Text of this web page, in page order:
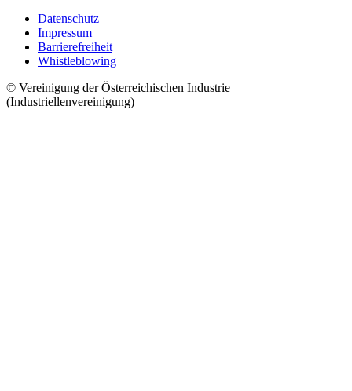
Datenschutz
Impressum
Barrierefreiheit
Whistleblowing
© Vereinigung der Österreichischen Industrie
(Industriellenvereinigung)